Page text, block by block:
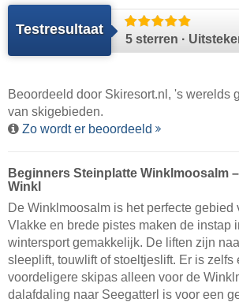
Testresultaat
5 sterren ·
Beoordeeld door Skiresort.nl , 's werelds
van skigebieden.
Zo wordt er beoordeeld
Beginners Steinplatte Winklmoosalm
Winkl
De Winklmoosalm is het perfecte gebied
Vlakke en brede pistes maken de instap
wintersport gemakkelijk. De liften zijn
sleeplift, touwlift of stoeltjeslift. Er is zelfs
voordeligere skipas alleen voor de
dalafdaling naar Seegatterl is voor een